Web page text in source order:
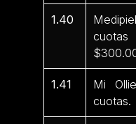
1.40
1.41
Mi
cuotas.